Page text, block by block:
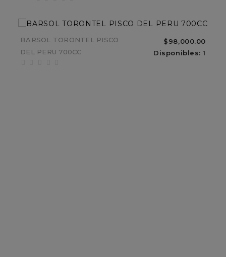
BARSOL TORONTEL PISCO
DEL PERU 700CC
$98,000.00
Disponibles: 1